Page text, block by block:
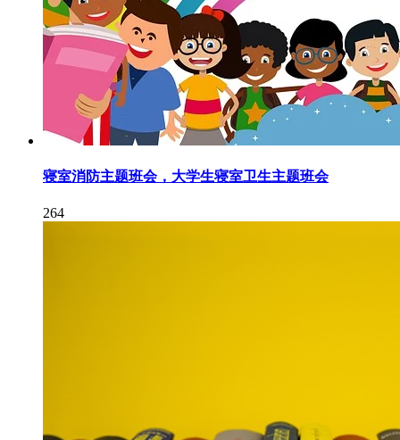
寝室消防主题班会，大学生寝室卫生主题班会
264